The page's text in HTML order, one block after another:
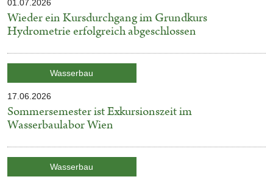
Veröffentlicht
am
01.07.2026
Wieder ein Kursdurchgang im Grundkurs
Hydrometrie erfolgreich abgeschlossen
Kategorie:
Wasserbau
Veröffentlicht
am
17.06.2026
Sommersemester ist Exkursionszeit im
Wasserbaulabor Wien
Kategorie:
Wasserbau